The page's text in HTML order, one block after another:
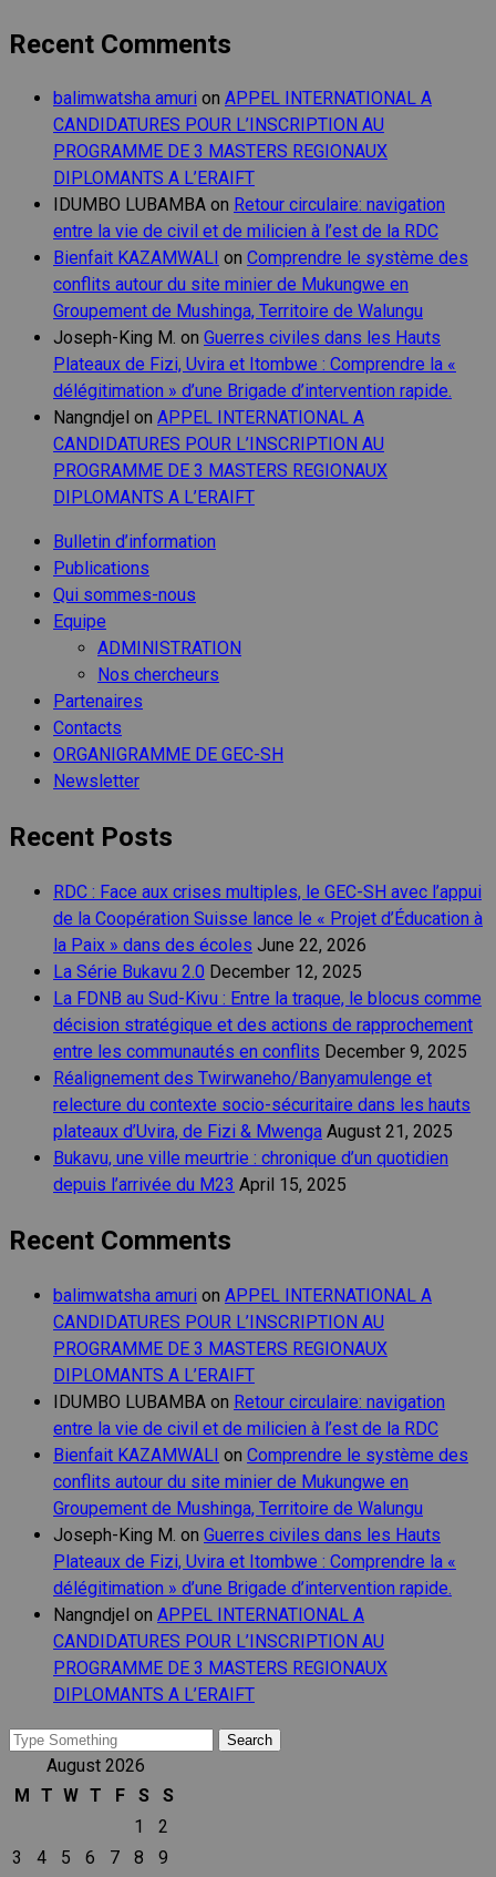
Recent Comments
balimwatsha amuri on APPEL INTERNATIONAL A
CANDIDATURES POUR L’INSCRIPTION AU
PROGRAMME DE 3 MASTERS REGIONAUX
DIPLOMANTS A L’ERAIFT
IDUMBO LUBAMBA on Retour circulaire: navigation
entre la vie de civil et de milicien à l’est de la RDC
Bienfait KAZAMWALI on Comprendre le système des
conflits autour du site minier de Mukungwe en
Groupement de Mushinga, Territoire de Walungu
Joseph-King M. on Guerres civiles dans les Hauts
Plateaux de Fizi, Uvira et Itombwe : Comprendre la «
délégitimation » d’une Brigade d’intervention rapide.
Nangndjel on APPEL INTERNATIONAL A
CANDIDATURES POUR L’INSCRIPTION AU
PROGRAMME DE 3 MASTERS REGIONAUX
DIPLOMANTS A L’ERAIFT
Bulletin d’information
Publications
Qui sommes-nous
Equipe
ADMINISTRATION
Nos chercheurs
Partenaires
Contacts
ORGANIGRAMME DE GEC-SH
Newsletter
Recent Posts
RDC : Face aux crises multiples, le GEC-SH avec l’appui
de la Coopération Suisse lance le « Projet d’Éducation à
la Paix » dans des écoles June 22, 2026
La Série Bukavu 2.0 December 12, 2025
La FDNB au Sud-Kivu : Entre la traque, le blocus comme
décision stratégique et des actions de rapprochement
entre les communautés en conflits December 9, 2025
Réalignement des Twirwaneho/Banyamulenge et
relecture du contexte socio-sécuritaire dans les hauts
plateaux d’Uvira, de Fizi & Mwenga August 21, 2025
Bukavu, une ville meurtrie : chronique d’un quotidien
depuis l’arrivée du M23 April 15, 2025
Recent Comments
balimwatsha amuri on APPEL INTERNATIONAL A
CANDIDATURES POUR L’INSCRIPTION AU
PROGRAMME DE 3 MASTERS REGIONAUX
DIPLOMANTS A L’ERAIFT
IDUMBO LUBAMBA on Retour circulaire: navigation
entre la vie de civil et de milicien à l’est de la RDC
Bienfait KAZAMWALI on Comprendre le système des
conflits autour du site minier de Mukungwe en
Groupement de Mushinga, Territoire de Walungu
Joseph-King M. on Guerres civiles dans les Hauts
Plateaux de Fizi, Uvira et Itombwe : Comprendre la «
délégitimation » d’une Brigade d’intervention rapide.
Nangndjel on APPEL INTERNATIONAL A
CANDIDATURES POUR L’INSCRIPTION AU
PROGRAMME DE 3 MASTERS REGIONAUX
DIPLOMANTS A L’ERAIFT
Search
August 2026
M T W T F S
S
1
2
3
4 5 6 7 8
9